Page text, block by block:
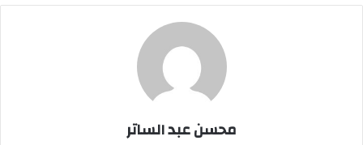
محسن عبد الساتر